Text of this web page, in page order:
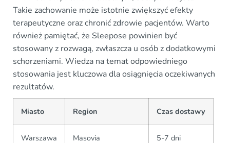
Takie zachowanie może istotnie zwiększyć efekty
terapeutyczne oraz chronić zdrowie pacjentów. Warto
również pamiętać, że Sleepose powinien być
stosowany z rozwagą, zwłaszcza u osób z dodatkowymi
schorzeniami. Wiedza na temat odpowiedniego
stosowania jest kluczowa dla osiągnięcia oczekiwanych
rezultatów.
Miasto Region Czas dostawy
Warszawa Masovia 5-7 dni